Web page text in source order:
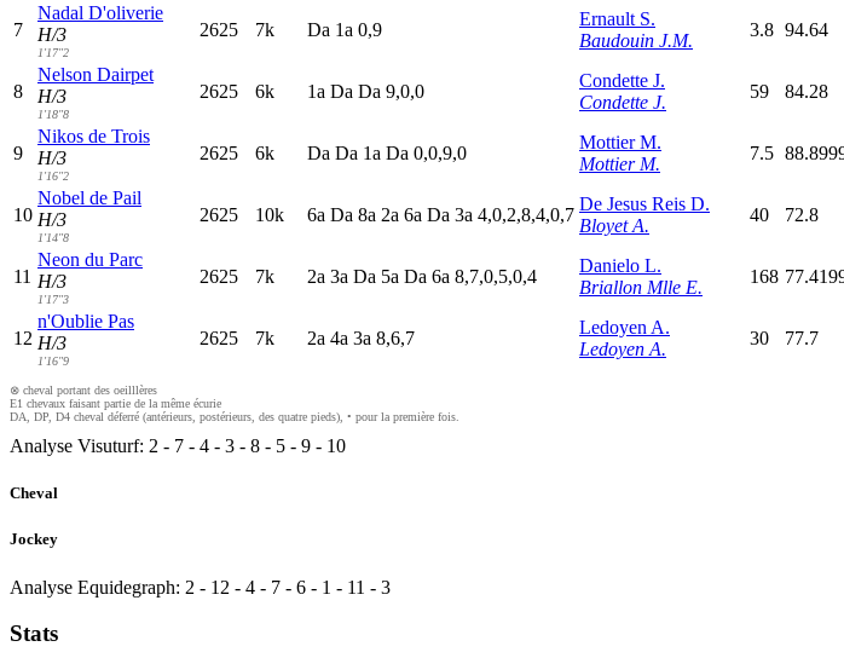
7
Nadal D'oliverie
H/3
1'17"2
2625 7k Da 1a 0,9
Ernault S.
Baudouin J.M.
3.8 94.64
8
Nelson Dairpet
H/3
1'18"8
2625 6k 1a Da Da 9,0,0
Condette J.
Condette J.
59 84.28
9
Nikos de Trois
H/3
1'16"2
2625 6k Da Da 1a Da 0,0,9,0
Mottier M.
Mottier M.
7.5
10
Nobel de Pail
H/3
1'14"8
2625 10k 6a Da 8a 2a 6a Da 3a 4,0,2,8,4,0,7
De Jesus Reis D.
Bloyet A.
40 72.8
11
Neon du Parc
H/3
1'17"3
2625 7k 2a 3a Da 5a Da 6a 8,7,0,5,0,4
Danielo L.
Briallon Mlle E.
168
12
n'Oublie Pas
H/3
1'16"9
2625 7k 2a 4a 3a 8,6,7
Ledoyen A.
Ledoyen A.
30 77.7
⊗ cheval portant des oeilllères
E1 chevaux faisant partie de la même écurie
DA, DP, D4 cheval déferré (antérieurs, postérieurs, des quatre pieds), • pour la première fois.
Analyse Visuturf: 2 - 7 - 4 - 3 - 8 - 5 - 9 - 10
Cheval
Jockey
Analyse Equidegraph: 2 - 12 - 4 - 7 - 6 - 1 - 11 - 3
Stats